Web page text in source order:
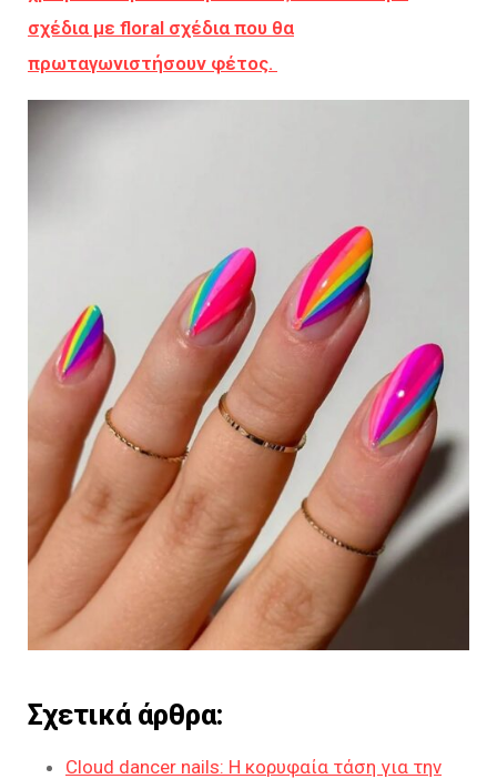
σχέδια με floral σχέδια που θα
πρωταγωνιστήσουν φέτος.
Σχετικά άρθρα:
Cloud dancer nails: Η κορυφαία τάση για την